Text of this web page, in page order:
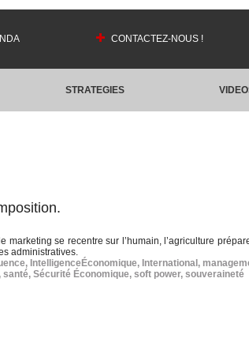
CONTACTEZ-NOUS !
STRATEGIES
se recentre sur l’humain, l’agriculture
administratives.
, IntelligenceÉconomique, International ,
, santé, Sécurité Économique, soft power, souveraineté